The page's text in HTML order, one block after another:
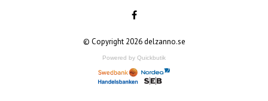
© Copyright 2026 delzanno.se
Powered by Quickbutik